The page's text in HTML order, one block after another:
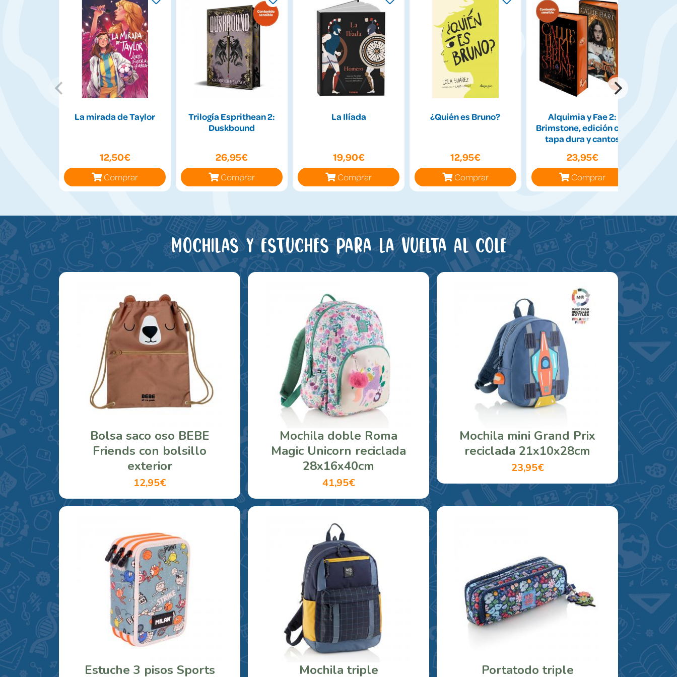
La mirada de Taylor
12,50€
Comprar
Trilogía Esprithean 2:
Duskbound
26,95€
Comprar
La Ilíada
19,90€
Comprar
¿Quién es Bruno?
12,95€
Comprar
Alquimia y Fae 2:
Brimstone, edición con
tapa dura y cantos
23,95€
Comprar
Mochilas y estuches para la vuelta al cole
Bolsa saco oso BEBE
Friends con bolsillo
exterior
12,95€
Mochila doble Roma
Magic Unicorn reciclada
28x16x40cm
41,95€
Mochila mini Grand Prix
reciclada 21x10x28cm
23,95€
Estuche 3 pisos Sports
Mochila triple
Portatodo triple